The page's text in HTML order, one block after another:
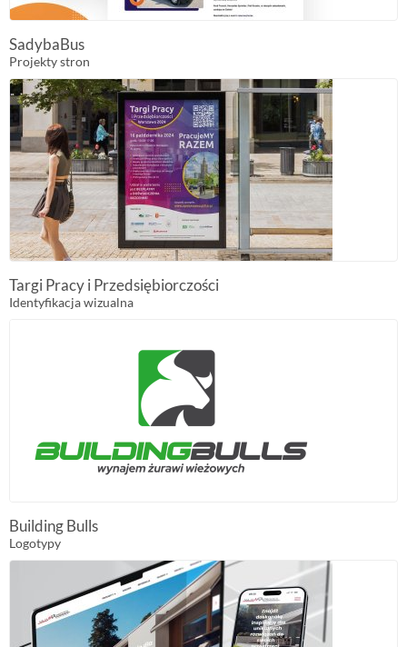
SadybaBus
Projekty stron
Targi Pracy i Przedsiębiorczości
Identyfikacja wizualna
Building Bulls
Logotypy